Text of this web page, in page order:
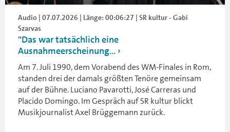
Audio | 07.07.2026 | Länge: 00:06:27 | SR kultur - Gabi
Szarvas
"Das war tatsächlich eine
Ausnahmeerscheinung...
Am 7. Juli 1990, dem Vorabend des WM-Finales in Rom,
standen drei der damals größten Tenöre gemeinsam
auf der Bühne. Luciano Pavarotti, José Carreras und
Placido Domingo. Im Gespräch auf SR kultur blickt
Musikjournalist Axel Brüggemann zurück.